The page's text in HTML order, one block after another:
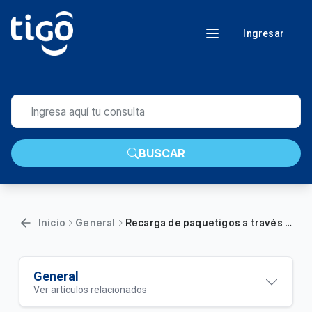
Ingresar
BUSCAR
Inicio General Recarga de paquetigos a través de QR
General
Ver artículos relacionados